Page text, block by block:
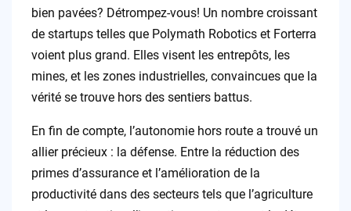
bien pavées? Détrompez-vous! Un nombre croissant
de startups telles que Polymath Robotics et Forterra
voient plus grand. Elles visent les entrepôts, les
mines, et les zones industrielles, convaincues que la
vérité se trouve hors des sentiers battus.
En fin de compte, l’autonomie hors route a trouvé un
allier précieux : la défense. Entre la réduction des
primes d’assurance et l’amélioration de la
productivité dans des secteurs tels que l’agriculture